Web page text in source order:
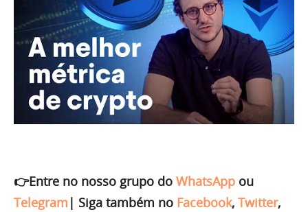
👉Entre no nosso grupo do WhatsApp ou
Telegram | Siga também no Facebook, Twitter,